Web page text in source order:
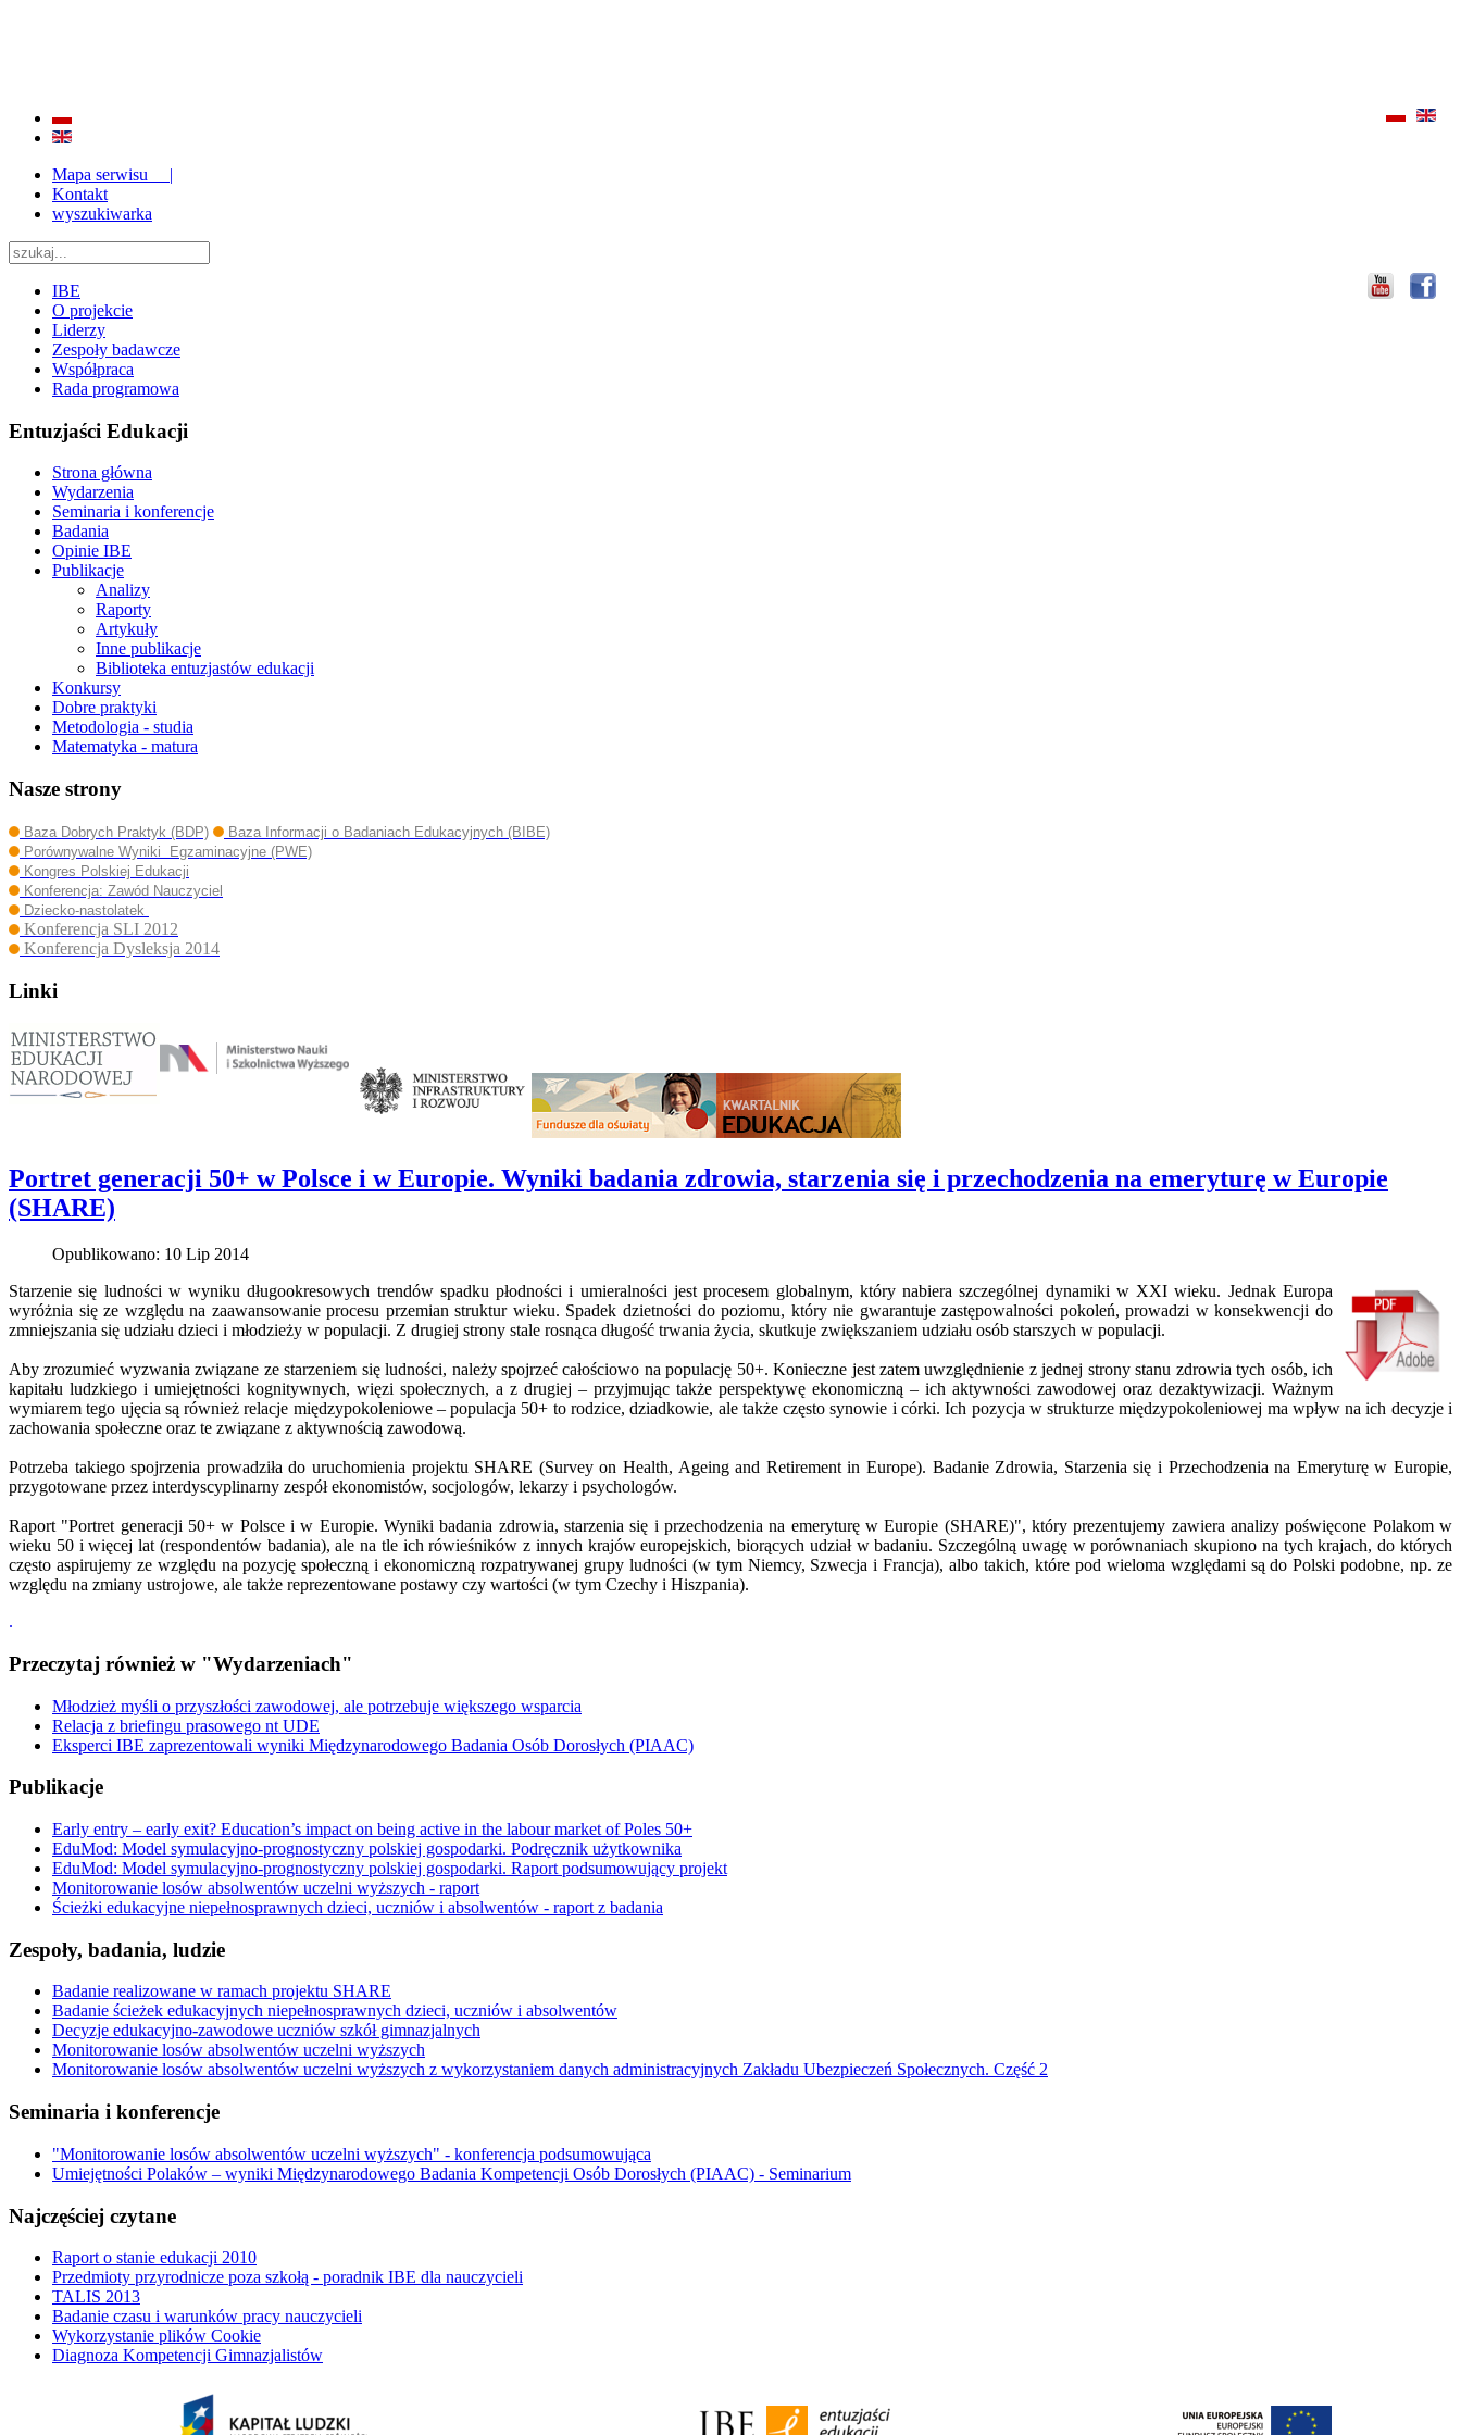
Mapa serwisu |
Kontakt
wyszukiwarka
IBE
O projekcie
Liderzy
Zespoły badawcze
Współpraca
Rada programowa
Entuzjaści Edukacji
Strona główna
Wydarzenia
Seminaria i konferencje
Badania
Opinie IBE
Publikacje
Analizy
Raporty
Artykuły
Inne publikacje
Biblioteka entuzjastów edukacji
Konkursy
Dobre praktyki
Metodologia - studia
Matematyka - matura
Nasze strony
Baza Dobrych Praktyk (BDP)
Baza Informacji o Badaniach Edukacyjnych (BIBE)
Porównywalne Wyniki Egzaminacyjne (PWE)
Kongres Polskiej Edukacji
Konferencja: Zawód Nauczyciel
Dziecko-nastolatek
Konferencja SLI 2012
Konferencja Dysleksja 2014
Linki
Portret generacji 50+ w Polsce i w Europie. Wyniki badania zdrowia, starzenia się i przechodzenia na emeryturę w Europie
(SHARE)
Opublikowano: 10 Lip 2014
Starzenie się ludności w wyniku długookresowych trendów spadku płodności i umieralności jest procesem globalnym, który nabiera szczególnej dynamiki w XXI wieku. Jednak Europa
wyróżnia się ze względu na zaawansowanie procesu przemian struktur wieku. Spadek dzietności do poziomu, który nie gwarantuje zastępowalności pokoleń, prowadzi w konsekwencji do
zmniejszania się udziału dzieci i młodzieży w populacji. Z drugiej strony stale rosnąca długość trwania życia, skutkuje zwiększaniem udziału osób starszych w populacji.
Aby zrozumieć wyzwania związane ze starzeniem się ludności, należy spojrzeć całościowo na populację 50+. Konieczne jest zatem uwzględnienie z jednej strony stanu zdrowia tych osób, ich
kapitału ludzkiego i umiejętności kognitywnych, więzi społecznych, a z drugiej – przyjmując także perspektywę ekonomiczną – ich aktywności zawodowej oraz dezaktywizacji. Ważnym
wymiarem tego ujęcia są również relacje międzypokoleniowe – populacja 50+ to rodzice, dziadkowie, ale także często synowie i córki. Ich pozycja w strukturze międzypokoleniowej ma wpływ na ich decyzje i
zachowania społeczne oraz te związane z aktywnością zawodową.
Potrzeba takiego spojrzenia prowadziła do uruchomienia projektu SHARE (Survey on Health, Ageing and Retirement in Europe). Badanie Zdrowia, Starzenia się i Przechodzenia na Emeryturę w Europie,
przygotowane przez interdyscyplinarny zespół ekonomistów, socjologów, lekarzy i psychologów.
Raport "Portret generacji 50+ w Polsce i w Europie. Wyniki badania zdrowia, starzenia się i przechodzenia na emeryturę w Europie (SHARE)", który prezentujemy zawiera analizy poświęcone Polakom w
wieku 50 i więcej lat (respondentów badania), ale na tle ich rówieśników z innych krajów europejskich, biorących udział w badaniu. Szczególną uwagę w porównaniach skupiono na tych krajach, do których
często aspirujemy ze względu na pozycję społeczną i ekonomiczną rozpatrywanej grupy ludności (w tym Niemcy, Szwecja i Francja), albo takich, które pod wieloma względami są do Polski podobne, np. ze
względu na zmiany ustrojowe, ale także reprezentowane postawy czy wartości (w tym Czechy i Hiszpania).
.
Przeczytaj również w "Wydarzeniach"
Młodzież myśli o przyszłości zawodowej, ale potrzebuje większego wsparcia
Relacja z briefingu prasowego nt UDE
Eksperci IBE zaprezentowali wyniki Międzynarodowego Badania Osób Dorosłych (PIAAC)
Publikacje
Early entry – early exit? Education’s impact on being active in the labour market of Poles 50+
EduMod: Model symulacyjno-prognostyczny polskiej gospodarki. Podręcznik użytkownika
EduMod: Model symulacyjno-prognostyczny polskiej gospodarki. Raport podsumowujący projekt
Monitorowanie losów absolwentów uczelni wyższych - raport
Ścieżki edukacyjne niepełnosprawnych dzieci, uczniów i absolwentów - raport z badania
Zespoły, badania, ludzie
Badanie realizowane w ramach projektu SHARE
Badanie ścieżek edukacyjnych niepełnosprawnych dzieci, uczniów i absolwentów
Decyzje edukacyjno-zawodowe uczniów szkół gimnazjalnych
Monitorowanie losów absolwentów uczelni wyższych
Monitorowanie losów absolwentów uczelni wyższych z wykorzystaniem danych administracyjnych Zakładu Ubezpieczeń Społecznych. Część 2
Seminaria i konferencje
"Monitorowanie losów absolwentów uczelni wyższych" - konferencja podsumowująca
Umiejętności Polaków – wyniki Międzynarodowego Badania Kompetencji Osób Dorosłych (PIAAC) - Seminarium
Najczęściej czytane
Raport o stanie edukacji 2010
Przedmioty przyrodnicze poza szkołą - poradnik IBE dla nauczycieli
TALIS 2013
Badanie czasu i warunków pracy nauczycieli
Wykorzystanie plików Cookie
Diagnoza Kompetencji Gimnazjalistów